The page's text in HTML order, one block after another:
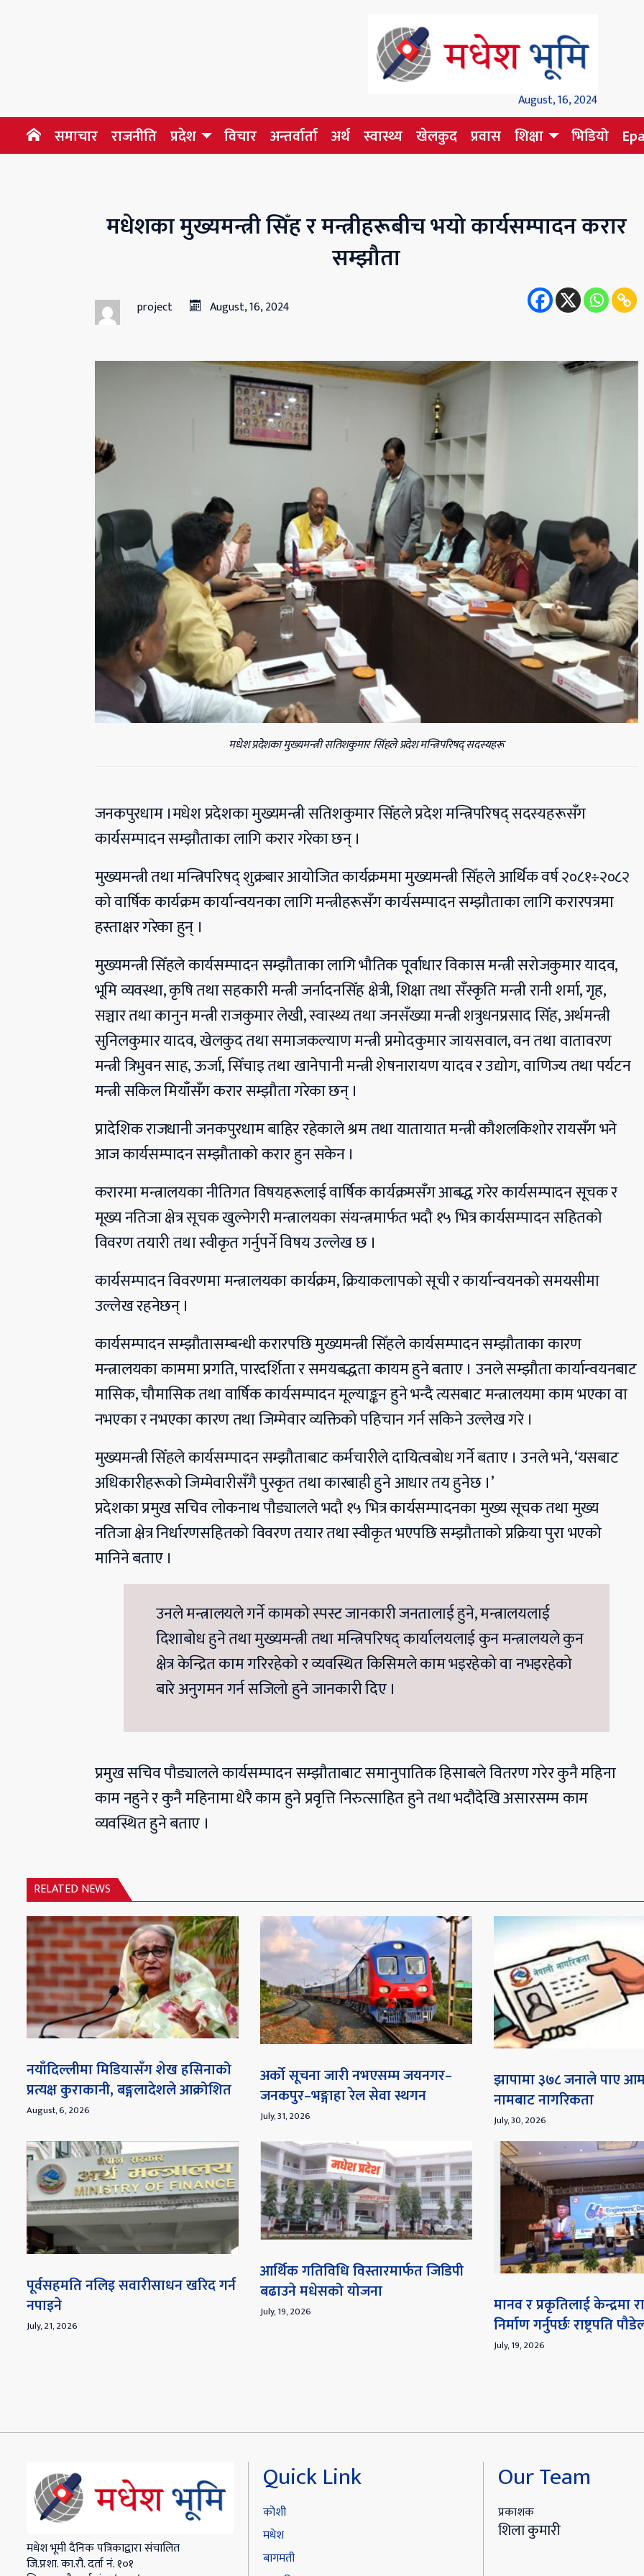
August, 16, 2024
समाचार राजनीति प्रदेश विचार अन्तर्वार्ता अर्थ स्वास्थ्य खेलकुद प्रवास शिक्षा भिडियो
मधेशका मुख्यमन्त्री सिँह र मन्त्रीहरूबीच भयो कार्यसम्पादन करार
सम्झौता
project August, 16, 2024
मधेश प्रदेशका मुख्यमन्त्री सतिशकुमार सिँहले प्रदेश मन्त्रिपरिषद् सदस्यहरू
जनकपुरधाम ।मधेश प्रदेशका मुख्यमन्त्री सतिशकुमार सिँहले प्रदेश मन्त्रिपरिषद् सदस्यहरूसँग
कार्यसम्पादन सम्झौताका लागि करार गरेका छन् ।
मुख्यमन्त्री तथा मन्त्रिपरिषद् शुक्रबार आयोजित कार्यक्रममा मुख्यमन्त्री सिँहले आर्थिक वर्ष २०८१÷२०८२
को वार्षिक कार्यक्रम कार्यान्वयनका लागि मन्त्रीहरूसँग कार्यसम्पादन सम्झौताका लागि करारपत्रमा
हस्ताक्षर गरेका हुन् ।
मुख्यमन्त्री सिँहले कार्यसम्पादन सम्झौताका लागि भौतिक पूर्वाधार विकास मन्त्री सरोजकुमार यादव,
भूमि व्यवस्था, कृषि तथा सहकारी मन्त्री जर्नादनसिँह क्षेत्री, शिक्षा तथा सँस्कृति मन्त्री रानी शर्मा, गृह,
सञ्चार तथा कानुन मन्त्री राजकुमार लेखी, स्वास्थ्य तथा जनसँख्या मन्त्री शत्रुधनप्रसाद सिँह, अर्थमन्त्री
सुनिलकुमार यादव, खेलकुद तथा समाजकल्याण मन्त्री प्रमोदकुमार जायसवाल, वन तथा वातावरण
मन्त्री त्रिभुवन साह, ऊर्जा, सिँचाइ तथा खानेपानी मन्त्री शेषनारायण यादव र उद्योग, वाणिज्य तथा पर्यटन
मन्त्री सकिल मियाँसँग करार सम्झौता गरेका छन् ।
प्रादेशिक राजधानी जनकपुरधाम बाहिर रहेकाले श्रम तथा यातायात मन्त्री कौशलकिशोर रायसँग भने
आज कार्यसम्पादन सम्झौताको करार हुन सकेन ।
करारमा मन्त्रालयका नीतिगत विषयहरूलाई वार्षिक कार्यक्रमसँग आबद्ध गरेर कार्यसम्पादन सूचक र
मूख्य नतिजा क्षेत्र सूचक खुल्नेगरी मन्त्रालयका संयन्त्रमार्फत भदौ १५ भित्र कार्यसम्पादन सहितको
विवरण तयारी तथा स्वीकृत गर्नुपर्ने विषय उल्लेख छ ।
कार्यसम्पादन विवरणमा मन्त्रालयका कार्यक्रम, क्रियाकलापको सूची र कार्यान्वयनको समयसीमा
उल्लेख रहनेछन् ।
कार्यसम्पादन सम्झौतासम्बन्धी करारपछि मुख्यमन्त्री सिँहले कार्यसम्पादन सम्झौताका कारण
मन्त्रालयका काममा प्रगति, पारदर्शिता र समयबद्धता कायम हुने बताए । उनले सम्झौता कार्यान्वयनबाट
मासिक, चौमासिक तथा वार्षिक कार्यसम्पादन मूल्याङ्कन हुने भन्दै त्यसबाट मन्त्रालयमा काम भएका वा
नभएका र नभएका कारण तथा जिम्मेवार व्यक्तिको पहिचान गर्न सकिने उल्लेख गरे ।
मुख्यमन्त्री सिँहले कार्यसम्पादन सम्झौताबाट कर्मचारीले दायित्वबोध गर्ने बताए । उनले भने, ‘यसबाट
अधिकारीहरूको जिम्मेवारीसँगै पुस्कृत तथा कारबाही हुने आधार तय हुनेछ ।’
प्रदेशका प्रमुख सचिव लोकनाथ पौड्यालले भदौ १५ भित्र कार्यसम्पादनका मुख्य सूचक तथा मुख्य
नतिजा क्षेत्र निर्धारणसहितको विवरण तयार तथा स्वीकृत भएपछि सम्झौताको प्रक्रिया पुरा भएको
मानिने बताए ।
उनले मन्त्रालयले गर्ने कामको स्पस्ट जानकारी जनतालाई हुने, मन्त्रालयलाई
दिशाबोध हुने तथा मुख्यमन्त्री तथा मन्त्रिपरिषद् कार्यालयलाई कुन मन्त्रालयले कुन
क्षेत्र केन्द्रित काम गरिरहेको र व्यवस्थित किसिमले काम भइरहेको वा नभइरहेको
बारे अनुगमन गर्न सजिलो हुने जानकारी दिए ।
प्रमुख सचिव पौड्यालले कार्यसम्पादन सम्झौताबाट समानुपातिक हिसाबले वितरण गरेर कुनै महिना
काम नहुने र कुनै महिनामा धेरै काम हुने प्रवृत्ति निरुत्साहित हुने तथा भदौदेखि असारसम्म काम
व्यवस्थित हुने बताए ।
RELATED NEWS
नयाँदिल्लीमा मिडियासँग शेख हसिनाको
प्रत्यक्ष कुराकानी, बङ्गलादेशले आक्रोशित
August, 6, 2026
अर्को सूचना जारी नभएसम्म जयनगर–
जनकपुर–भङ्गाहा रेल सेवा स्थगन
July, 31, 2026
झापामा ३७८ जनाले पाए
नामबाट नागरिकता
July, 30, 2026
पूर्वसहमति नलिइ सवारीसाधन खरिद गर्न
नपाइने
July, 21, 2026
आर्थिक गतिविधि विस्तारमार्फत जिडिपी
बढाउने मधेसको योजना
July, 19, 2026
मानव र प्रकृतिलाई केन्द्रमा
निर्माण गर्नुपर्छः राष्ट्रपति
July, 19, 2026
मधेश भूमी दैनिक पत्रिकाद्वारा संचालित
जि.प्रशा. का.रौ. दर्ता नं. १०१
Quick Link
कोशी
मधेश
बागमती
Our Team
प्रकाशक
शिला कुमारी